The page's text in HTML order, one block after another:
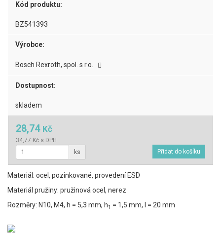
Kód produktu:
BZ541393
Výrobce:
Bosch Rexroth, spol. s r.o.
Dostupnost:
skladem
28,74 Kč
34,77 Kč s DPH
ks
Materiál: ocel, pozinkované, provedení ESD
Materiál pružiny: pružinová ocel, nerez
Rozměry: N10, M4, h = 5,3 mm, h1 = 1,5 mm, l = 20 mm